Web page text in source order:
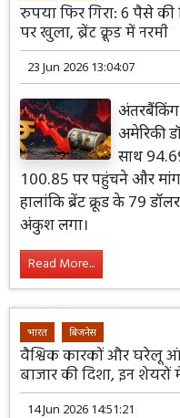
रुपया फिर गिरा: 6 पैसे की
पर खुला, ब्रेंट क्रूड में नरमी
23 Jun 2026 13:04:07
अंतरबैंकिंग
अमेरिकी
साथ
100.85 पर पहुंचने और मांग
हालांकि ब्रेंट क्रूड के 79
अंकुश लगा।
Read More...
भारत बिजनेस
वैश्विक कारकों और घरेलू
बाजार की दिशा, इन
14 Jun 2026 14:51:21